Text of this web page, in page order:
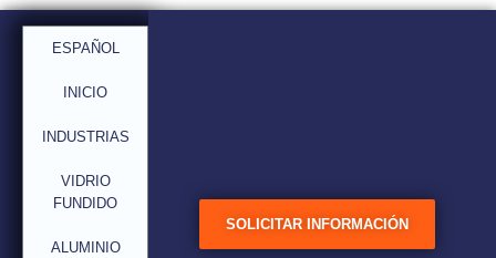
ESPAÑOL
INICIO
INDUSTRIAS
VIDRIO
FUNDIDO
ALUMINIO
SOLICITAR INFORMACIÓN
Doblamos el tamaño de la
burbuja y reducimos la
temperatura (Ley de